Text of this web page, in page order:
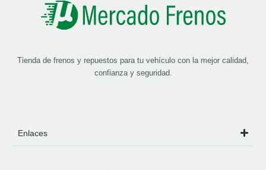
Tienda de frenos y repuestos para tu vehículo con la mejor calidad,
confianza y seguridad.
Enlaces